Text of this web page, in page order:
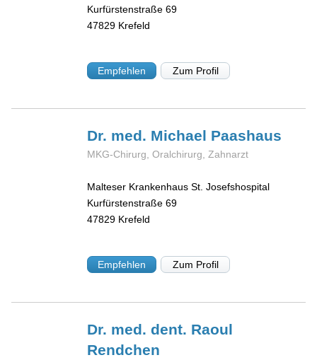
Kurfürstenstraße 69
47829 Krefeld
Empfehlen Zum Profil
Dr. med. Michael Paashaus
MKG-Chirurg, Oralchirurg, Zahnarzt
Malteser Krankenhaus St. Josefshospital
Kurfürstenstraße 69
47829 Krefeld
Empfehlen Zum Profil
Dr. med. dent. Raoul
Rendchen